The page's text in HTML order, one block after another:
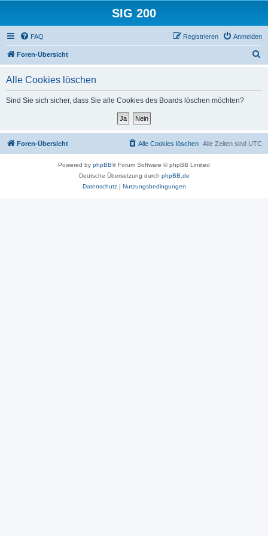
SIG 200
FAQ Anmelden
Registrieren
Foren-Übersicht
Alle Cookies löschen
Sind Sie sich sicher, dass Sie alle Cookies des Boards löschen möchten?
Foren-Übersicht Alle Zeiten sind UTC
Alle Cookies löschen
Powered by phpBB® Forum Software © phpBB Limited
Deutsche Übersetzung durch phpBB.de
Datenschutz| Nutzungsbedingungen